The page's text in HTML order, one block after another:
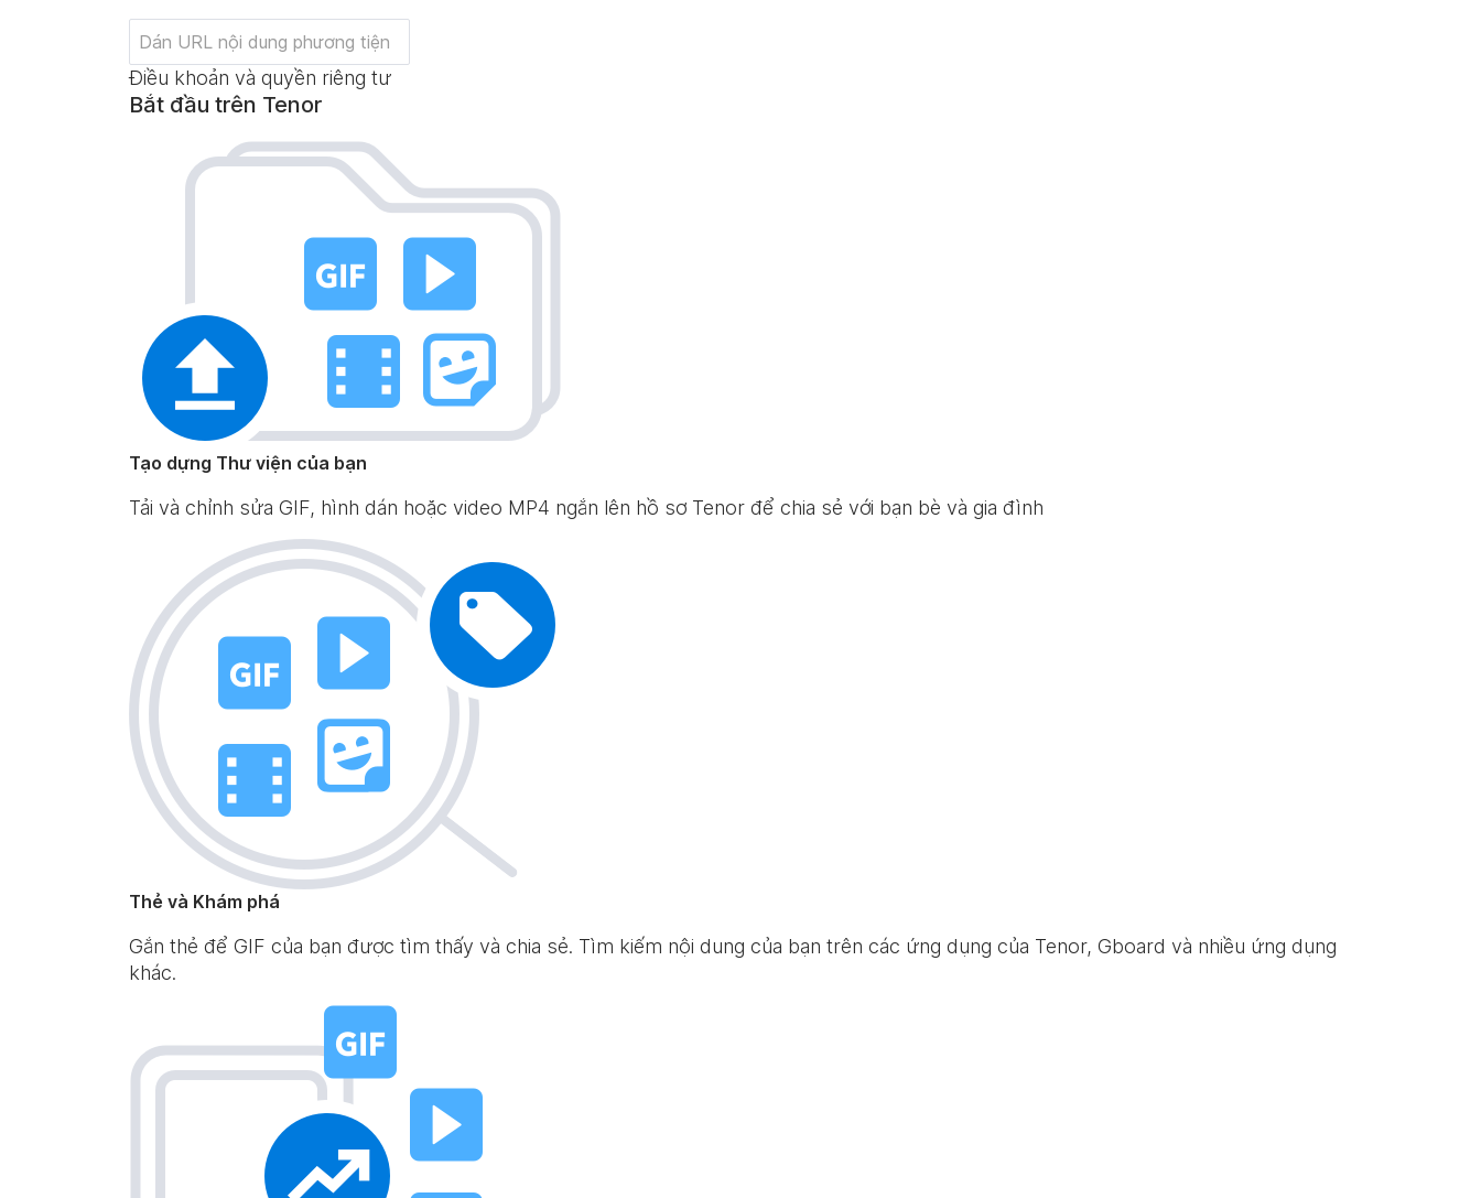
Điều khoản và quyền riêng tư
Bắt đầu trên Tenor
Tạo dựng Thư viện của bạn
Tải và chỉnh sửa GIF, hình dán hoặc video MP4 ngắn lên hồ sơ Tenor để chia sẻ với bạn bè và gia đình
Thẻ và Khám phá
Gắn thẻ để GIF của bạn được tìm thấy và chia sẻ. Tìm kiếm nội dung của bạn trên các ứng dụng của Tenor, Gboard và nhiều ứng dụng
khác.